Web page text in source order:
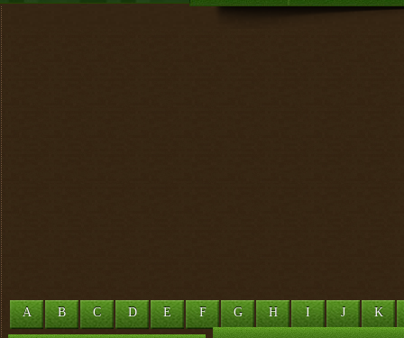
A B C D E F G H I J K